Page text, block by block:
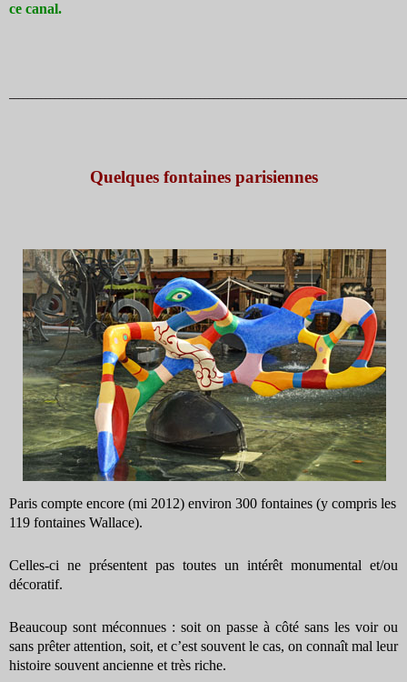
ce canal.
Quelques fontaines parisiennes
Paris compte encore (mi 2012) environ 300 fontaines (y compris les
119 fontaines Wallace).
Celles-ci ne présentent pas toutes un intérêt monumental et/ou
décoratif.
Beaucoup sont méconnues : soit on passe à côté sans les voir ou
sans prêter attention, soit, et c’est souvent le cas, on connaît mal leur
histoire souvent ancienne et très riche.